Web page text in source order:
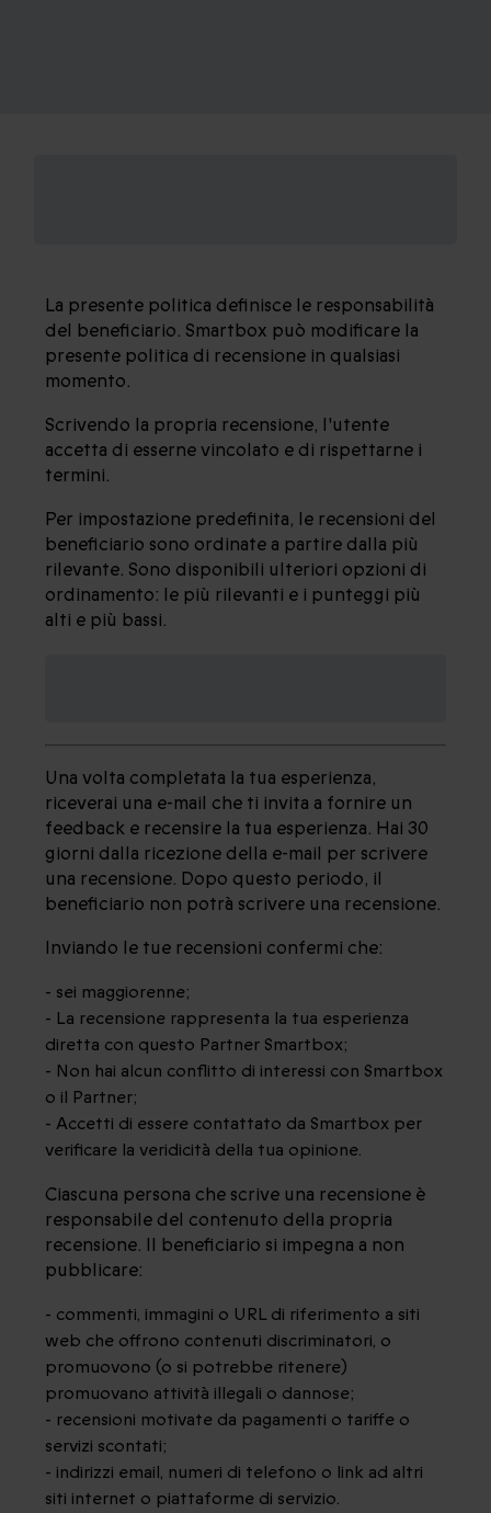
La presente politica definisce le responsabilità
del beneficiario. Smartbox può modificare la
presente politica di recensione in qualsiasi
momento.
Scrivendo la propria recensione, l'utente
accetta di esserne vincolato e di rispettarne i
termini.
Per impostazione predefinita, le recensioni del
beneficiario sono ordinate a partire dalla più
rilevante. Sono disponibili ulteriori opzioni di
ordinamento: le più rilevanti e i punteggi più
alti e più bassi.
Una volta completata la tua esperienza,
riceverai una e-mail che ti invita a fornire un
feedback e recensire la tua esperienza. Hai 30
giorni dalla ricezione della e-mail per scrivere
una recensione. Dopo questo periodo, il
beneficiario non potrà scrivere una recensione.
Inviando le tue recensioni confermi che:
- sei maggiorenne;
- La recensione rappresenta la tua esperienza
diretta con questo Partner Smartbox;
- Non hai alcun conflitto di interessi con Smartbox
o il Partner;
- Accetti di essere contattato da Smartbox per
verificare la veridicità della tua opinione.
Ciascuna persona che scrive una recensione è
responsabile del contenuto della propria
recensione. Il beneficiario si impegna a non
pubblicare:
- commenti, immagini o URL di riferimento a siti
web che offrono contenuti discriminatori, o
promuovono (o si potrebbe ritenere)
promuovano attività illegali o dannose;
- recensioni motivate da pagamenti o tariffe o
servizi scontati;
- indirizzi email, numeri di telefono o link ad altri
siti internet o piattaforme di servizio.